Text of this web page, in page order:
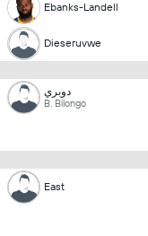
Ebanks-Landell
Dieseruvwe
دوبري
B. Bilongo
East